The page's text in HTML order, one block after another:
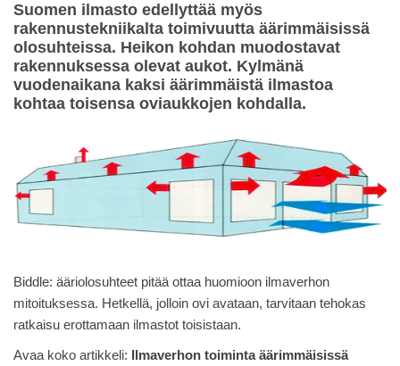
Suomen ilmasto edellyttää myös
rakennustekniikalta toimivuutta äärimmäisissä
olosuhteissa. Heikon kohdan muodostavat
rakennuksessa olevat aukot. Kylmänä
vuodenaikana kaksi äärimmäistä ilmastoa
kohtaa toisensa oviaukkojen kohdalla.
Biddle: ääriolosuhteet pitää ottaa huomioon ilmaverhon
mitoituksessa. Hetkellä, jolloin ovi avataan, tarvitaan tehokas
ratkaisu erottamaan ilmastot toisistaan.
Avaa koko artikkeli: Ilmaverhon toiminta äärimmäisissä